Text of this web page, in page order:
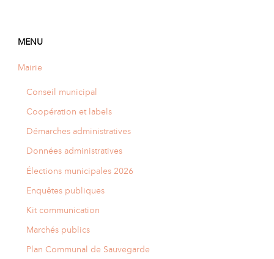
MENU
Mairie
Conseil municipal
Coopération et labels
Démarches administratives
Données administratives
Élections municipales 2026
Enquêtes publiques
Kit communication
Marchés publics
Plan Communal de Sauvegarde